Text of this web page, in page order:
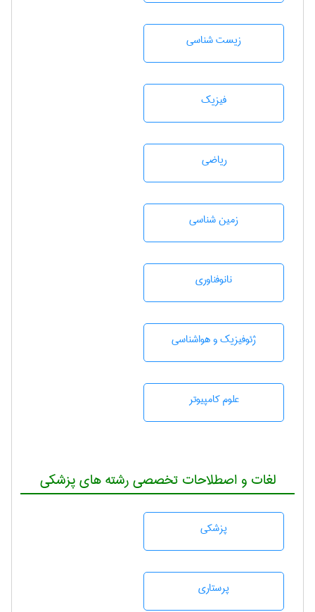
زيست شناسی
فیزیک
رياضی
زمين شناسی
نانوفناوری
ژئوفيزيك و هواشناسی
علوم کامپیوتر
لغات و اصطلاحات تخصصی رشته های پزشکی
پزشكی
پرستاری